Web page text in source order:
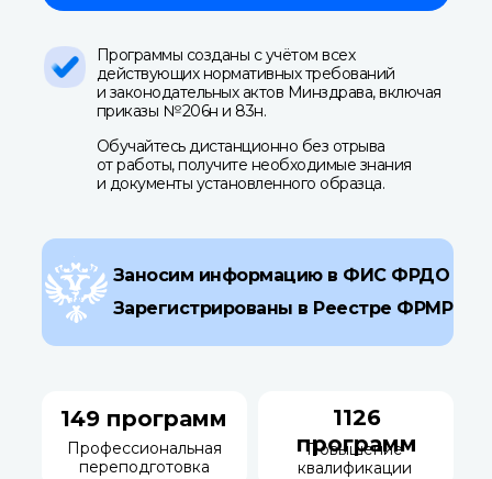
Программы созданы с учётом всех
действующих нормативных требований
и законодательных актов Минздрава, включая
приказы № 206н и 83н.
Обучайтесь дистанционно без отрыва
от работы, получите необходимые знания
и документы установленного образца.
Повышение
квалификации
Профессиональная
переподготовка
149 программ
1126
программ
Заносим информацию в ФИС ФРДО
Зарегистрированы в Реестре ФРМР